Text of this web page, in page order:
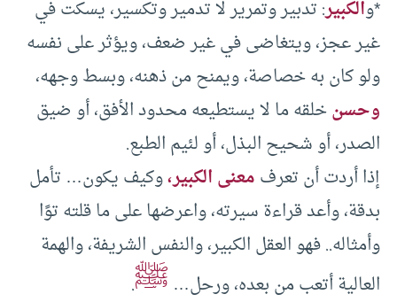
*والكبير: تدبير وتمرير لا تدمير وتكسير، يسكت في
غير عجز، ويتغاضى في غير ضعف، ويؤثر على نفسه
ولو كان به خصاصة، ويمنح من ذهنه، وبسط وجهه،
وحسنخلقه ما لا يستطيعه محدود الأفق، أو ضيق
الصدر، أو شحيح البذل، أو لئيم الطبع.
إذا أردت أن تعرفمعنى الكبير،وكيف يكون… تأمل
بدقة، وأعد قراءة سيرته، واعرضها على ما قلته توًا
وأمثاله.. فهو العقل الكبير، والنفس الشريفة، والهمة
العالية أتعب من بعده، ورحل… ﷺ.